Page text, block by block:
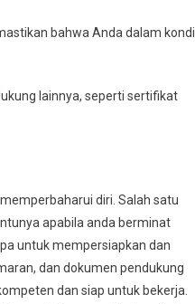
bahwa Anda dalam
lainnya, seperti sertifikat
diri. Salah satu
apabila anda berminat
untuk mempersiapkan dan
dan dokumen pendukung
dan siap untuk bekerja.